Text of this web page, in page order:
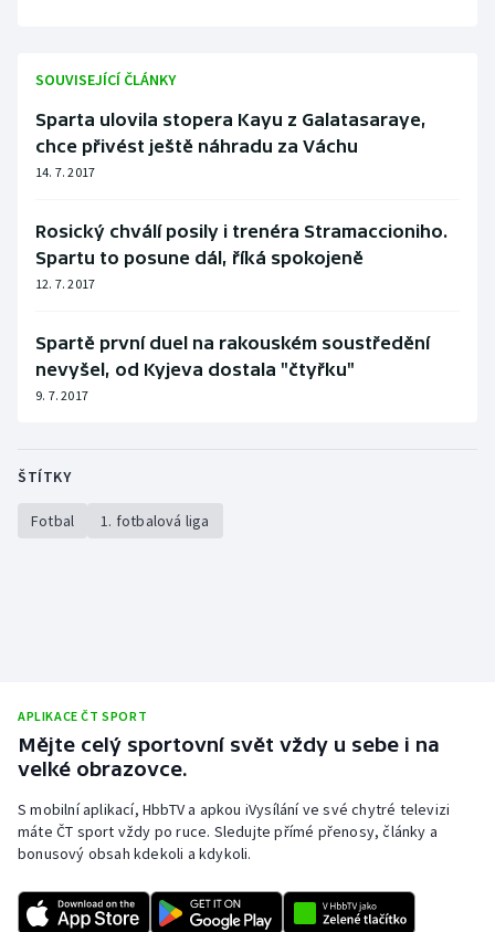
SOUVISEJÍCÍ ČLÁNKY
Sparta ulovila stopera Kayu z Galatasaraye,
chce přivést ještě náhradu za Váchu
14. 7. 2017
Rosický chválí posily i trenéra Stramaccioniho.
Spartu to posune dál, říká spokojeně
12. 7. 2017
Spartě první duel na rakouském soustředění
nevyšel, od Kyjeva dostala "čtyřku"
9. 7. 2017
ŠTÍTKY
Fotbal 1. fotbalová liga
APLIKACE ČT SPORT
Mějte celý sportovní svět vždy u sebe i na
velké obrazovce.
S mobilní aplikací, HbbTV a apkou iVysílání ve své chytré televizi
máte ČT sport vždy po ruce. Sledujte přímé přenosy, články a
bonusový obsah kdekoli a kdykoli.